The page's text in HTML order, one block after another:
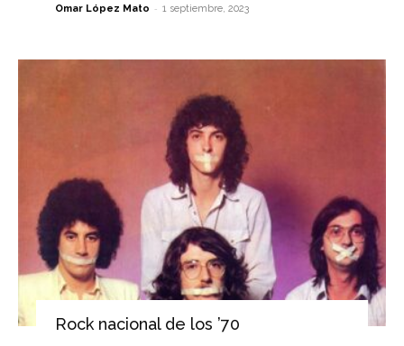
Omar López Mato - 1 septiembre, 2023
Rock nacional de los ’70